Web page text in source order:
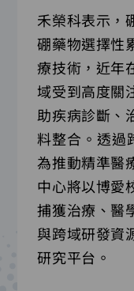
禾榮科表示，
硼藥物選擇性
療技術，近年
域受到高度關
助疾病診斷、
料整合。透過
為推動精準醫
中心將以博愛
捕獲治療、醫
與跨域研發資
研究平台。